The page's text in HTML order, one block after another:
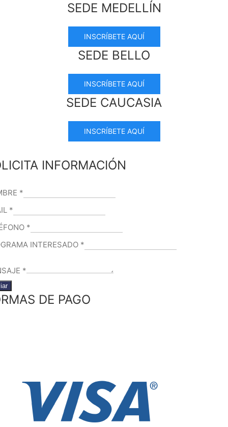
SEDE MEDELLÍN
INSCRÍBETE AQUÍ
SEDE BELLO
INSCRÍBETE AQUÍ
SEDE CAUCASIA
INSCRÍBETE AQUÍ
INFORMACIÓN
*
*
*
INTERESADO *
*
DE PAGO